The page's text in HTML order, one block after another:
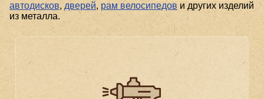
автодисков, дверей, рам велосипедов и других изделий
из металла.